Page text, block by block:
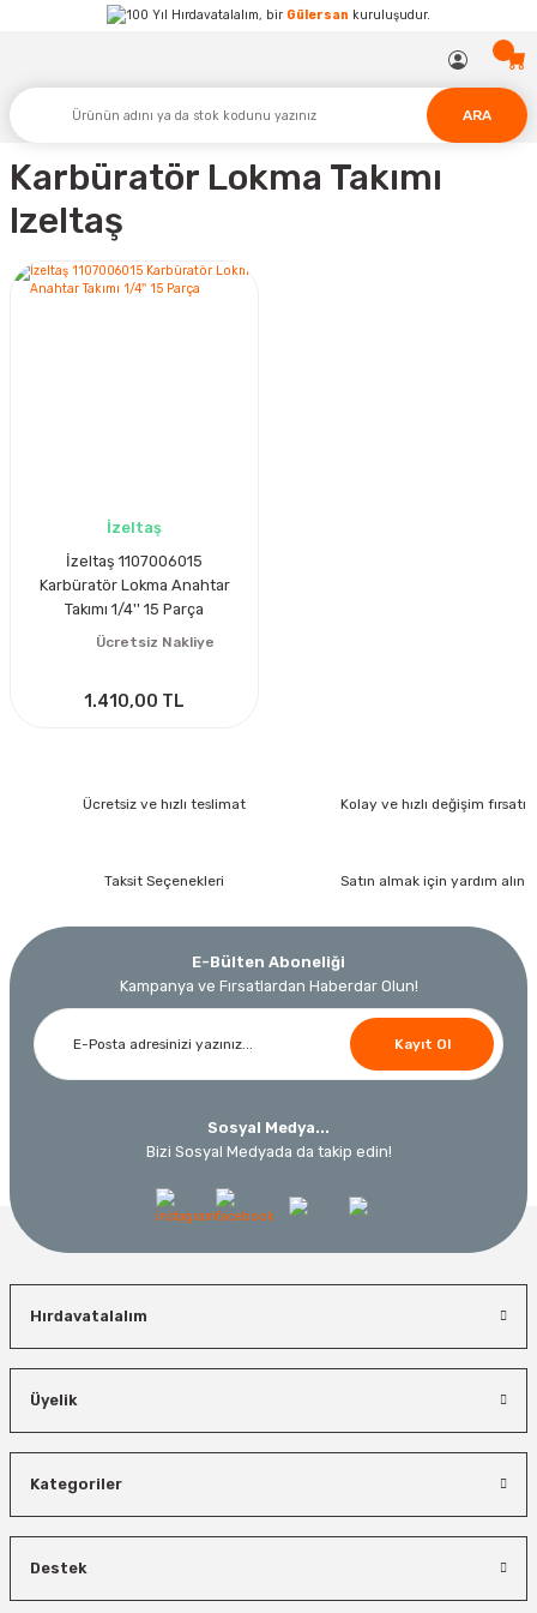
Hırdavatalalım, bir Gülersan kuruluşudur.
ARA
Karbüratör Lokma Takımı
Izeltaş
İzeltaş
İzeltaş 1107006015
Karbüratör Lokma Anahtar
Takımı 1/4'' 15 Parça
Ücretsiz Nakliye
1.410,00 TL
Ücretsiz ve hızlı teslimat Kolay ve hızlı değişim fırsatı
Taksit Seçenekleri Satın almak için yardım alın
E-Bülten Aboneliği
Kampanya ve Fırsatlardan Haberdar Olun!
Kayıt Ol
Sosyal Medya...
Bizi Sosyal Medyada da takip edin!
Hırdavatalalım
Üyelik
Kategoriler
Destek